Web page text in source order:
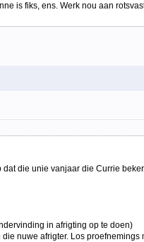
is fiks, ens. Werk nou aan
die unie vanjaar die Currie
in afrigting op te doen)
nuwe afrigter. Los